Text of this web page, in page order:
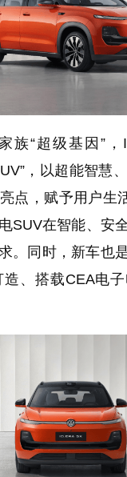
族“超级基因”，
，以超能智慧
点，赋予用户生
SUV在智能、安
。同时，新车也
造、搭载CEA电